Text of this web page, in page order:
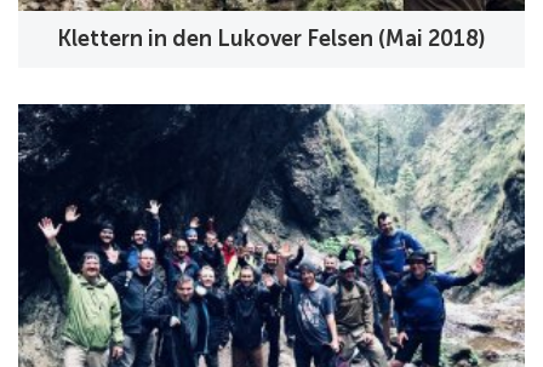
Klettern in den Lukover Felsen (Mai 2018)